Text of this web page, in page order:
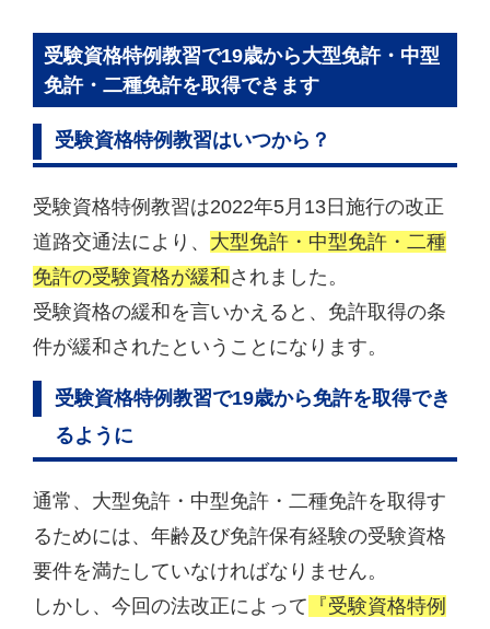
受験資格特例教習で19歳から大型免許・中型
免許・二種免許を取得できます
受験資格特例教習はいつから？
受験資格特例教習は2022年5月13日施行の改正
道路交通法により、 大型免許・中型免許・二種
免許の受験資格が緩和されました。
受験資格の緩和を言いかえると、免許取得の条
件が緩和されたということになります。
受験資格特例教習で19歳から免許を取得でき
るように
通常、大型免許・中型免許・二種免許を取得す
るためには、年齢及び免許保有経験の受験資格
要件を満たしていなければなりません。
しかし、今回の法改正によって 『受験資格特例